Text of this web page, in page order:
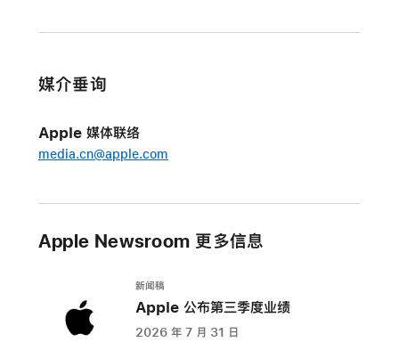
手
推
出
沉
音
体
验
媒介垂询
Apple 媒体联络
media.cn@apple.com
Apple Newsroom 更多信息
新闻稿
Apple 公布第三季度业绩
2026 年 7 月 31 日